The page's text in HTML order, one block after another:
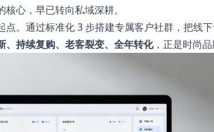
心，早已转向私域深耕。
。通过标准化 3 步搭建专属客户社群，把线
、持续复购、老客裂变、全年转化，正是时尚